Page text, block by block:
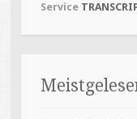
Service